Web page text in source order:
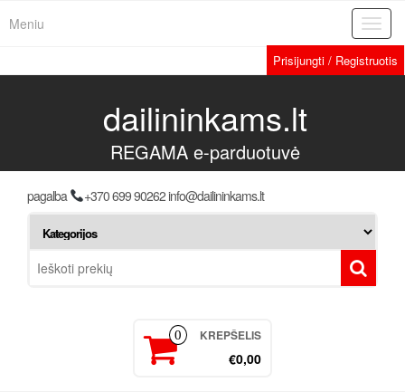
Meniu
Prisijungti / Registruotis
dailininkams.lt
REGAMA e-parduotuvė
pagalba +370 699 90262 info@dailininkams.lt
0 KREPŠELIS
€0,00